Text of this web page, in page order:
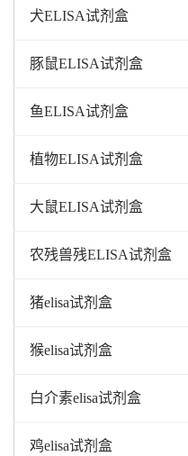
犬ELISA试剂盒
豚鼠ELISA试剂盒
鱼ELISA试剂盒
植物ELISA试剂盒
大鼠ELISA试剂盒
农残兽残ELISA试剂盒
猪elisa试剂盒
猴elisa试剂盒
白介素elisa试剂盒
鸡elisa试剂盒